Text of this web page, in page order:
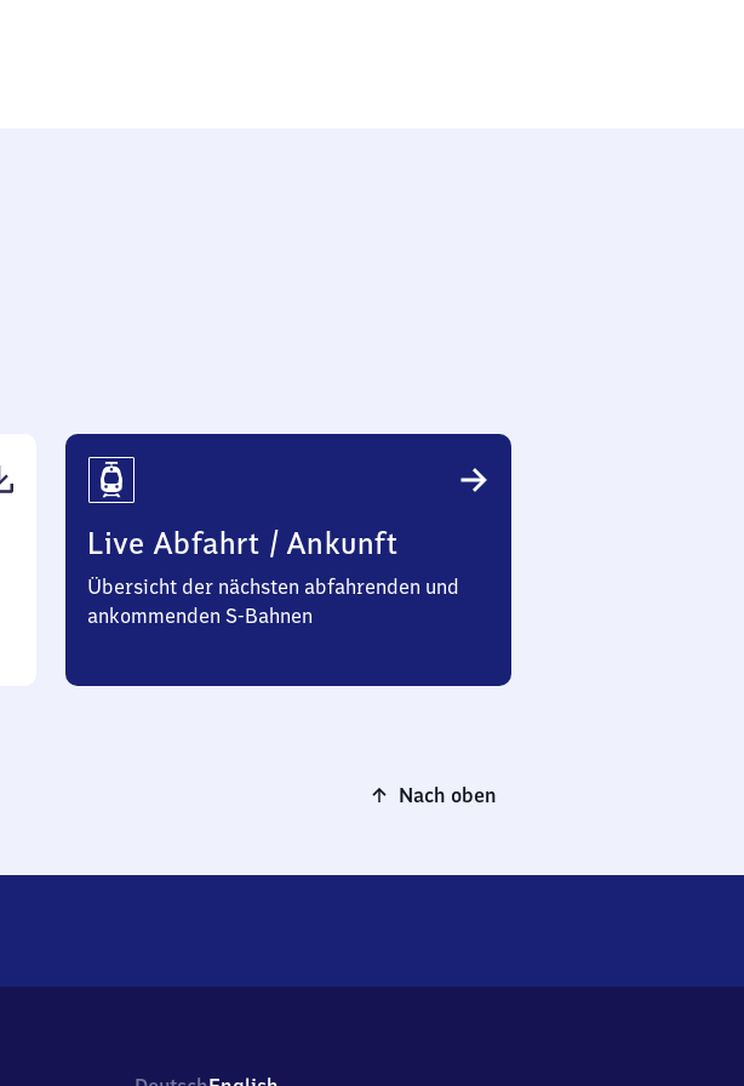
Live Abfahrt / Ankunft
Übersicht der nächsten abfahrenden und
ankommenden S-Bahnen
Nach oben